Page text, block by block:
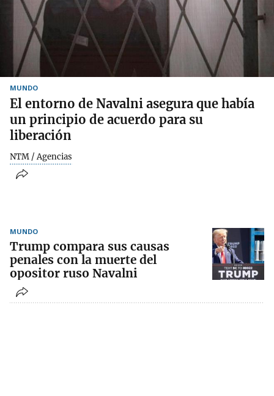
MUNDO
El entorno de Navalni asegura que había
un principio de acuerdo para su
liberación
NTM / Agencias
MUNDO
Trump compara sus causas
penales con la muerte del
opositor ruso Navalni